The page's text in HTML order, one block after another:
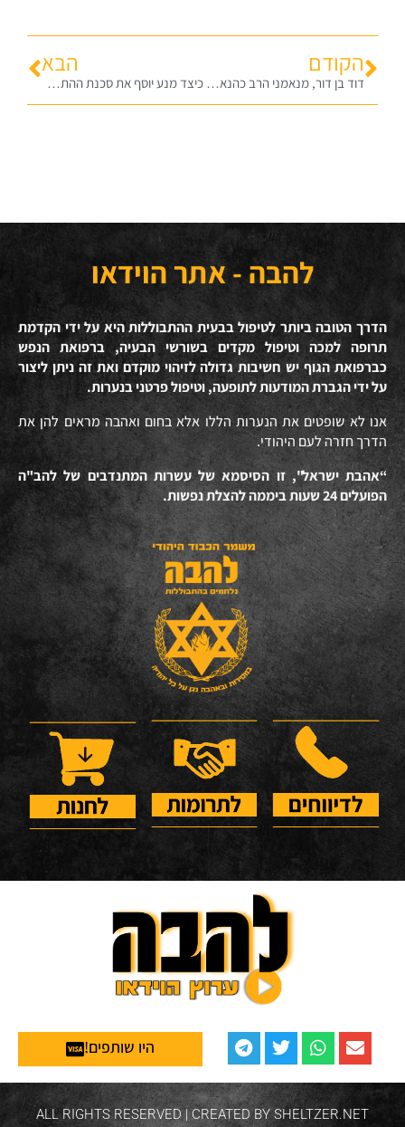
הקודם
דוד בן דור, מנאמני הרב כהנא, על המלחמה בהתבוללות ועל כתב האישום נגד בנצי גופשטיין
הבא
כיצד מנע יוסף את סכנת ההתבוללות במצרים? לפרשת ויגש תש"פ
להבה - אתר הוידאו
הדרך הטובה ביותר לטיפול בבעית ההתבוללות היא על ידי הקדמת
תרופה למכה וטיפול מקדים בשורשי הבעיה, ברפואת הנפש
כברפואת הגוף יש חשיבות גדולה לזיהוי מוקדם ואת זה ניתן ליצור
על ידי הגברת המודעות לתופעה, וטיפול פרטני בנערות.
אנו לא שופטים את הנערות הללו אלא בחום ואהבה מראים להן את
הדרך חזרה לעם היהודי.
“אהבת ישראל", זו הסיסמא של עשרות המתנדבים של להב"ה
הפועלים 24 שעות ביממה להצלת נפשות.
היו שותפים!
ALL RIGHTS RESERVED | CREATED BY SHELTZER.NET